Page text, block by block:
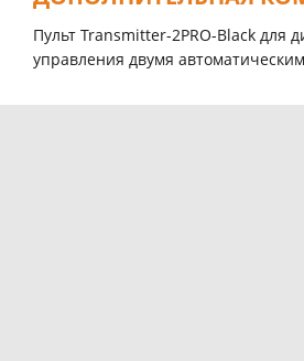
Пульт Transmitter-2PRO-Black для
упрaвления двумя